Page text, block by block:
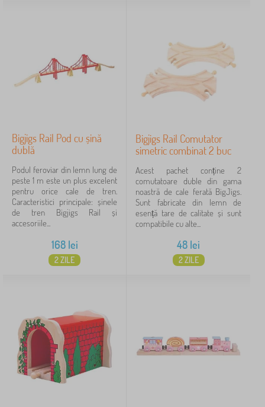
Bigjigs Rail Pod cu șină
dublă
Podul feroviar din lemn lung de
peste 1 m este un plus excelent
pentru orice cale de tren.
Caracteristici principale: șinele
de tren Bigjigs Rail și
accesoriile...
168lei
2 ZILE
Bigjigs Rail Comutator
simetric combinat 2 buc
Acest pachet conține 2
comutatoare duble din gama
noastră de cale ferată BigJigs.
Sunt fabricate din lemn de
esență tare de calitate și sunt
compatibile cu alte...
48 lei
2 ZILE